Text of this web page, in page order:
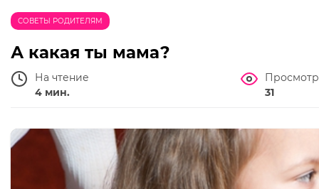
СОВЕТЫ РОДИТЕЛЯМ
А какая ты мама?
На чтение
4 мин.
31